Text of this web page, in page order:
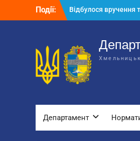
Події:
Відбулося вручення
для потреб закладів
Департаменту
державної
Відбулась обласна
відповідальних за
патріотичне
Департамент